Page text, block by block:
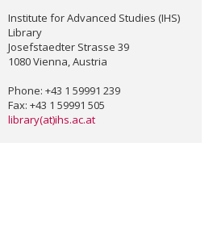
Institute for Advanced Studies (IHS)
Library
Josefstaedter Strasse 39
1080 Vienna, Austria
Phone: +43 1 59991 239
Fax: +43 1 59991 505
library(at)ihs.ac.at